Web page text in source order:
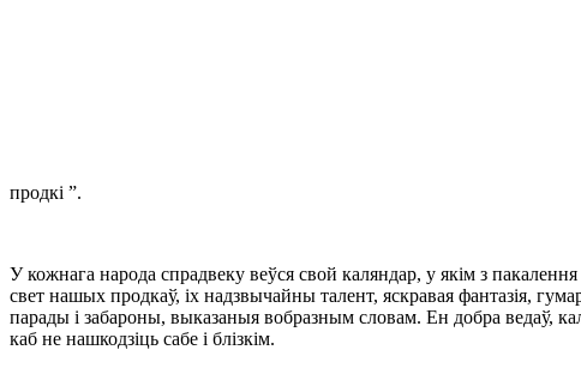
продкi ”.
У кожнага народа спрадвеку веўся свой каляндар, у якiм з
свет нашых продкаў, iх надзвычайны талент, яскравая фантазiя,
парады i забароны, выказаныя вобразным словам. Ен добра ведаў,
каб не нашкодзiць сабе i блiзкiм.